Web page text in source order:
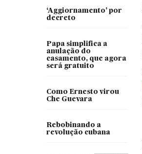
‘Aggiornamento’ por
decreto
Papa simplifica a
anulação do
casamento, que agora
será gratuito
Como Ernesto virou
Che Guevara
Rebobinando a
revolução cubana